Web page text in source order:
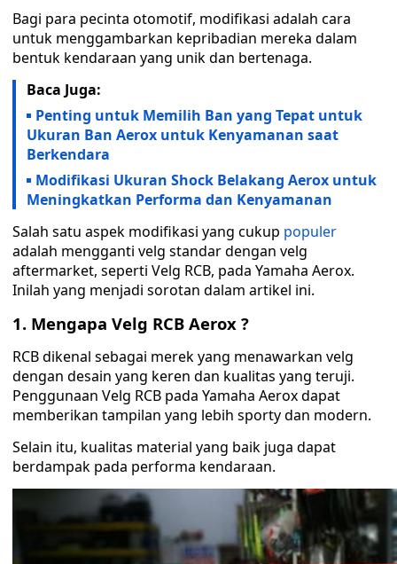
Bagi para pecinta otomotif, modifikasi adalah cara
untuk menggambarkan kepribadian mereka dalam
bentuk kendaraan yang unik dan bertenaga.
Baca Juga:
Penting untuk Memilih Ban yang Tepat untuk
Ukuran Ban Aerox untuk Kenyamanan saat
Berkendara
Modifikasi Ukuran Shock Belakang Aerox untuk
Meningkatkan Performa dan Kenyamanan
Salah satu aspek modifikasi yang cukup populer
adalah mengganti velg standar dengan velg
aftermarket, seperti Velg RCB, pada Yamaha Aerox.
Inilah yang menjadi sorotan dalam artikel ini.
1. Mengapa Velg RCB Aerox ?
RCB dikenal sebagai merek yang menawarkan velg
dengan desain yang keren dan kualitas yang teruji.
Penggunaan Velg RCB pada Yamaha Aerox dapat
memberikan tampilan yang lebih sporty dan modern.
Selain itu, kualitas material yang baik juga dapat
berdampak pada performa kendaraan.